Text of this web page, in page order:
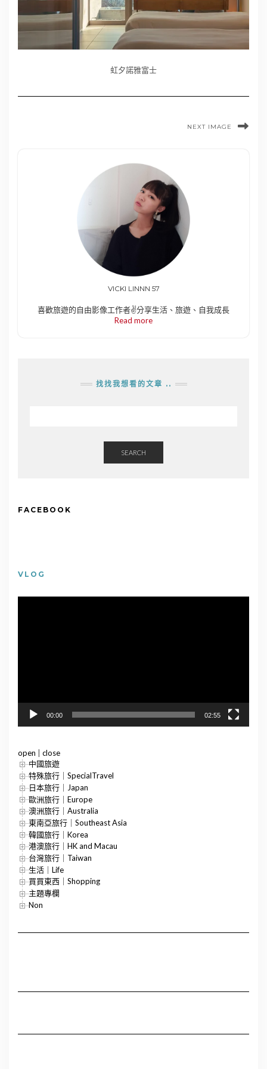
虹夕諾雅富士
NEXT IMAGE
VICKI LINNN 57
喜歡旅遊的自由影像工作者✌️分享生活、旅遊、自我成長
Read more
找找我想看的文章 ..
SEARCH
FACEBOOK
VLOG
00:00 02:55
open
close
中國旅遊
特殊旅行｜SpecialTravel
日本旅行｜Japan
歐洲旅行｜Europe
澳洲旅行｜Australia
東南亞旅行｜Southeast Asia
韓國旅行｜Korea
港澳旅行｜HK and Macau
台灣旅行｜Taiwan
生活｜Life
買買東西｜Shopping
主題專欄
Non